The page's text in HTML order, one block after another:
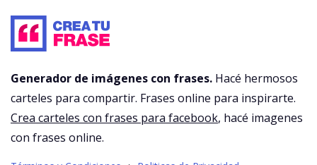
Generador de imágenes con frases. Hacé hermosos
carteles para compartir. Frases online para inspirarte.
Crea carteles con frases para facebook, hacé imagenes
con frases online.